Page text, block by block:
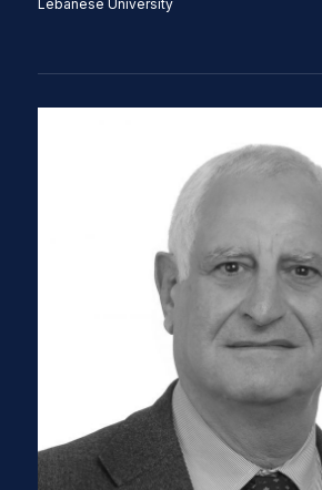
Lebanese University